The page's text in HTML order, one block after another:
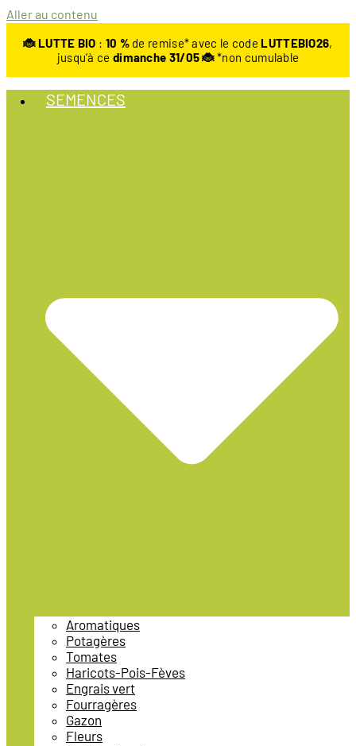
Aller au contenu
🐞 LUTTE BIO : 10 %de remise* avec le code LUTTEBIO26,
jusqu’à ce dimanche 31/05 🐞*non cumulable
SEMENCES
Aromatiques
Potagères
Tomates
Haricots-Pois-Fèves
Engrais vert
Fourragères
Gazon
Fleurs